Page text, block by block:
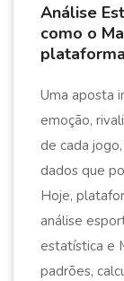
Análise
como o
Uma aposta
emoção,
de cada
dados que
Hoje,
análise
estatística e
padrões,